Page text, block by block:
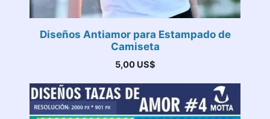
Diseños Antiamor para Estampado de
Camiseta
5,00 US$